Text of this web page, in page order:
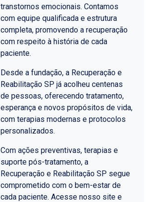
transtornos emocionais. Contamos
com equipe qualificada e estrutura
completa, promovendo a recuperação
com respeito à história de cada
paciente.
Desde a fundação, a Recuperação e
Reabilitação SP já acolheu centenas
de pessoas, oferecendo tratamento,
esperança e novos propósitos de vida,
com terapias modernas e protocolos
personalizados.
Com ações preventivas, terapias e
suporte pós-tratamento, a
Recuperação e Reabilitação SP segue
comprometido com o bem-estar de
cada paciente. Acesse nosso site e